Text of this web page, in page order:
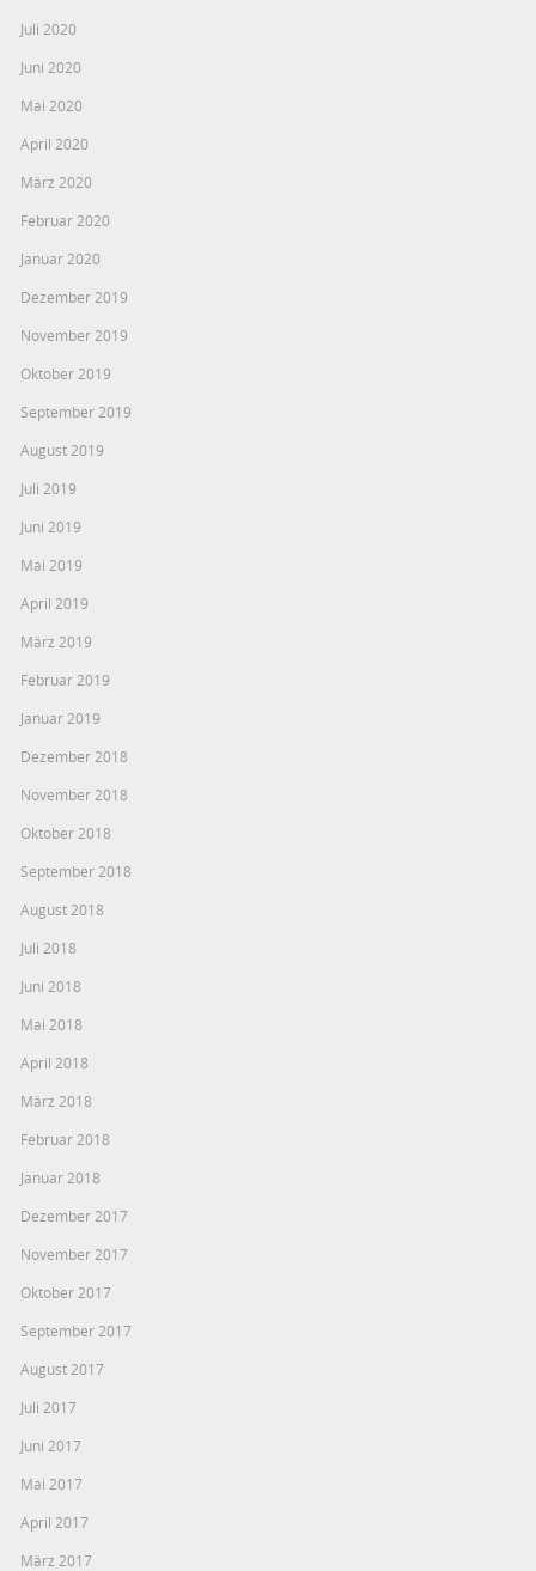
Juli 2020
Juni 2020
Mai 2020
April 2020
März 2020
Februar 2020
Januar 2020
Dezember 2019
November 2019
Oktober 2019
September 2019
August 2019
Juli 2019
Juni 2019
Mai 2019
April 2019
März 2019
Februar 2019
Januar 2019
Dezember 2018
November 2018
Oktober 2018
September 2018
August 2018
Juli 2018
Juni 2018
Mai 2018
April 2018
März 2018
Februar 2018
Januar 2018
Dezember 2017
November 2017
Oktober 2017
September 2017
August 2017
Juli 2017
Juni 2017
Mai 2017
April 2017
März 2017